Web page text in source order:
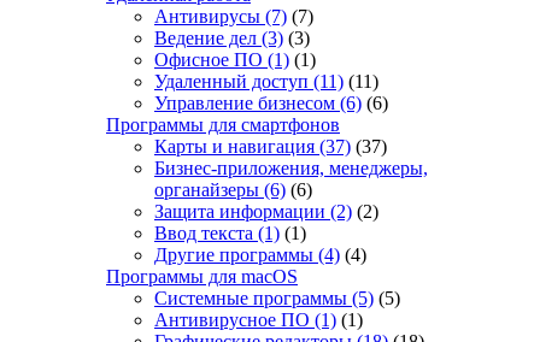
Антивирусы (7) (7)
Ведение дел (3) (3)
Офисное ПО (1) (1)
Удаленный доступ (11) (11)
Управление бизнесом (6) (6)
Программы для смартфонов
Карты и навигация (37) (37)
Бизнес-приложения, менеджеры,
органайзеры (6) (6)
Защита информации (2) (2)
Ввод текста (1) (1)
Другие программы (4) (4)
Программы для macOS
Системные программы (5) (5)
Антивирусное ПО (1) (1)